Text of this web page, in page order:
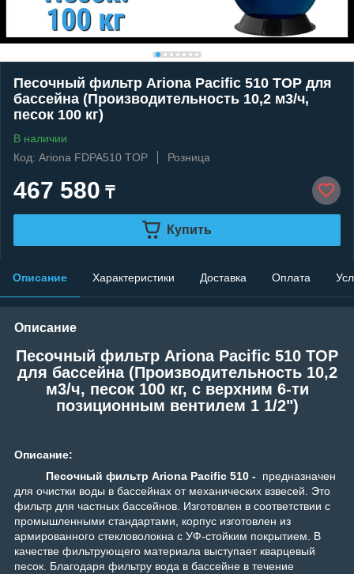
Песочный фильтр Ariona Pacific 510 TOP для
бассейна (Производительность 10,2 м3/ч,
песок 100 кг)
В наличии
Код: Ariona FDPA510 TOP
Розница
467 580 ₸
Купить
Описание Характеристики Доставка Оплата
Описание
Песочный фильтр Ariona Pacific 510 TOP
для бассейна (Производительность 10,2
м3/ч, песок 100 кг, с верхним 6-ти
позиционным вентилем 1 1/2")
Описание:
Песочный фильтр Ariona Pacific 510 - предназначен
для очистки воды в бассейнах от механических взвесей. Это
фильтр для частных бассейнов. Изготовлен в соответствии с
промышленными стандартами, корпус изготовлен из
армированного стекловолокна с УФ-стойким покрытием. В
качестве фильтрующего материала выступает кварцевый
песок. Благодаря фильтру вода в бассейне в течение